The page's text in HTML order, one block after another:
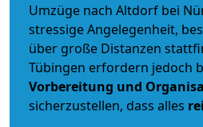
Umzüge nach Altdorf bei
stressige Angelegenheit,
über große Distanzen
Tübingen erfordern jedoch
Vorbereitung und
sicherzustellen, dass alles